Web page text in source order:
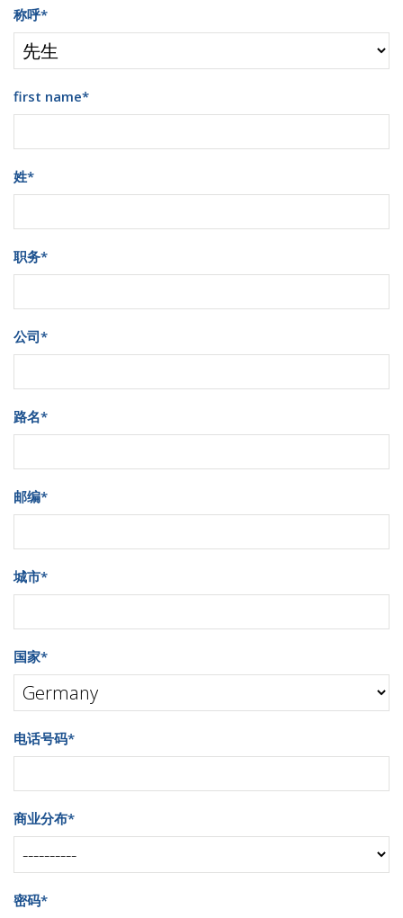
称呼*
first name*
姓*
职务*
公司*
路名*
邮编*
城市*
国家*
电话号码*
商业分布*
密码*